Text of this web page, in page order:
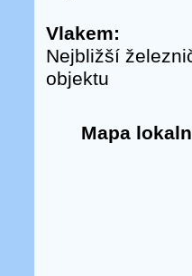
Vlakem:
Nejbližší
objektu
Mapa